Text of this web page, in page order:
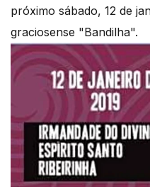
próximo sábado, 12 de
graciosense "Bandilha".